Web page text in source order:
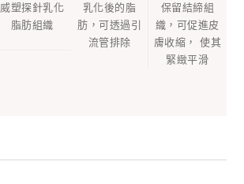
威塑探針乳化
脂肪組織
乳化後的脂
肪，可透過引
流管排除
保留結締組
織，可促進皮
膚收縮， 使其
緊緻平滑